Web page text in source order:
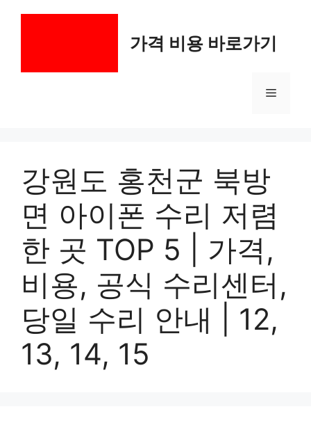
가격 비용 바로가기
메
강원도 홍천군 북방
면 아이폰 수리 저렴
한 곳 TOP 5 | 가격,
비용, 공식 수리센터,
당일 수리 안내 | 12,
13, 14, 15